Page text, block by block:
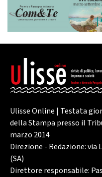
Ulisse Online | Testata
della Stampa presso il
marzo 2014
Direzione - Redazione: via
(SA)
Direttore responsabile: